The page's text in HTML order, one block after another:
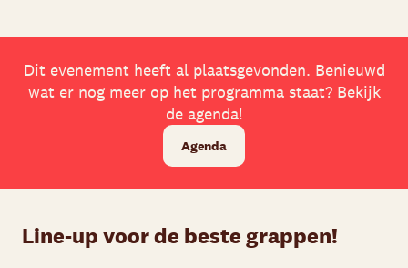
Dit evenement heeft al plaatsgevonden. Benieuwd
wat er nog meer op het programma staat? Bekijk
de agenda!
Agenda
Line-up voor de beste grappen!